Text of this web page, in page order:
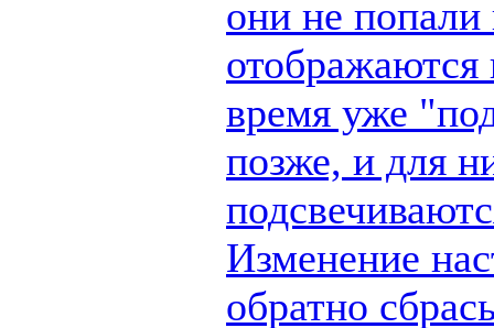
они не попали
время уже
позже, и для
Изменение
обратно